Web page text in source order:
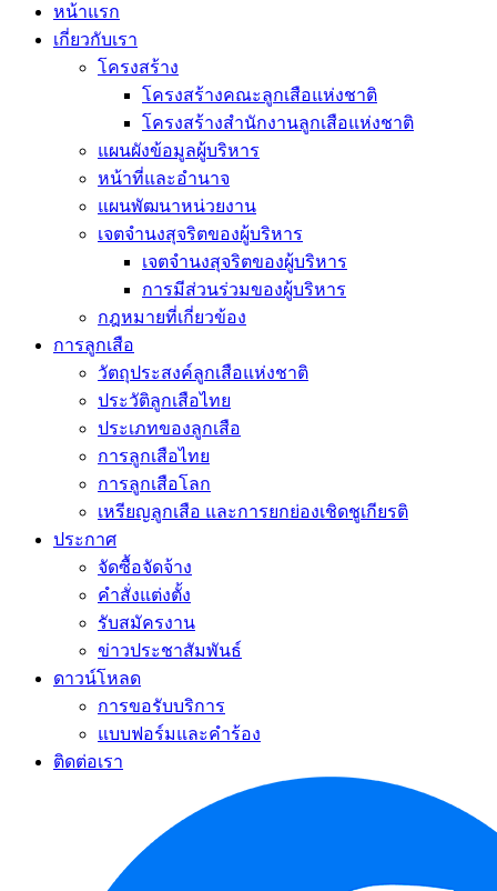
หน้าแรก
เกี่ยวกับเรา
โครงสร้าง
โครงสร้างคณะลูกเสือแห่งชาติ
โครงสร้างสำนักงานลูกเสือแห่งชาติ
แผนผังข้อมูลผู้บริหาร
หน้าที่และอำนาจ
แผนพัฒนาหน่วยงาน
เจตจำนงสุจริตของผู้บริหาร
เจตจำนงสุจริตของผู้บริหาร
การมีส่วนร่วมของผู้บริหาร
กฎหมายที่เกี่ยวข้อง
การลูกเสือ
วัตถุประสงค์ลูกเสือแห่งชาติ
ประวัติลูกเสือไทย
ประเภทของลูกเสือ
การลูกเสือไทย
การลูกเสือโลก
เหรียญลูกเสือ และการยกย่องเชิดชูเกียรติ
ประกาศ
จัดซื้อจัดจ้าง
คำสั่งแต่งตั้ง
รับสมัครงาน
ข่าวประชาสัมพันธ์
ดาวน์โหลด
การขอรับบริการ
แบบฟอร์มและคำร้อง
ติดต่อเรา